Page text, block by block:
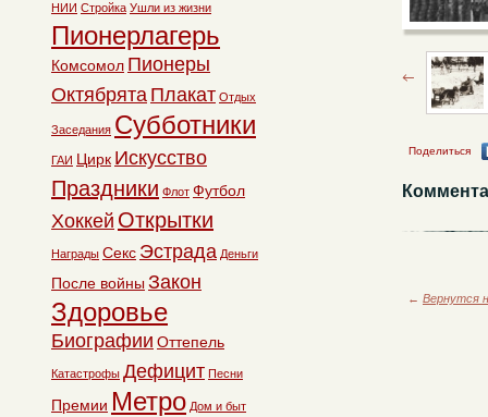
Поделиться
← Вернутся
НИИ Стройка Ушли из жизни
Пионерлагерь
Комсомол Пионеры
Октябрята Плакат Отдых
Заседания Субботники
ГАИ Цирк Искусство
Праздники Флот Футбол
Хоккей Открытки
Награды Секс Эстрада Деньги
После войны Закон
Здоровье
Биографии Оттепель
Катастрофы Дефицит Песни
Премии Метро Дом и быт